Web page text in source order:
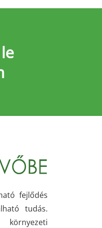
fejlődés
tudás.